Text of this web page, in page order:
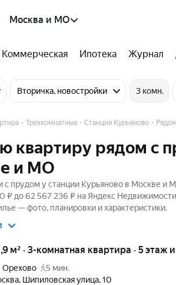
Москва и МО
Коммерческая Ипотека Журнал
Вторичка, новостройки 3 комн.
Трехкомнатные Станция Курьяново
квартиру рядом с
и МО
с прудом у станции Курьяново в Москве и
₽ до 62 567 236 ₽ на Яндекс
— фото, планировки и характеристики.
м² · 3-комнатная квартира · 5 этаж
Орехово
5 мин.
, Шипиловская улица,10